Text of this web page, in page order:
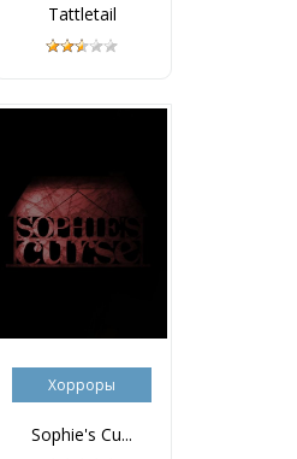
Tattletail
Хорроры
Sophie's Cu...